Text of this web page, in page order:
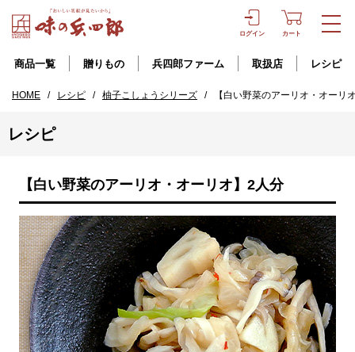
ログイン カート
商品一覧 贈りもの 兵四郎ファーム 取扱店 レシピ
HOME / レシピ / 柚子こしょうシリーズ / 【白い野菜のアーリオ・オーリ
レシピ
【白い野菜のアーリオ・オーリオ】2人分